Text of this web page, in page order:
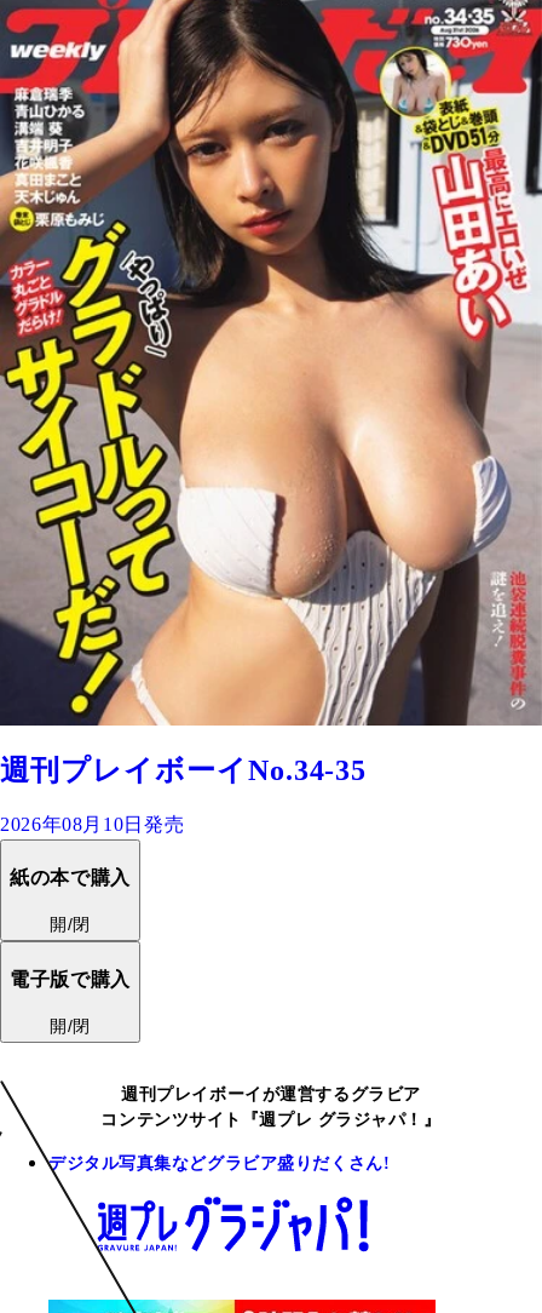
週刊プレイボーイNo.34-35
2026年08月10日発売
紙の本で購入
開/閉
電子版で購入
開/閉
週刊プレイボーイが運営するグラビア
コンテンツサイト『週プレ グラジャパ！』
デジタル写真集などグラビア盛りだくさん!